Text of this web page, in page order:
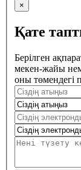
×
Қате
Берілген
мекен-жайы
оны төмендегі